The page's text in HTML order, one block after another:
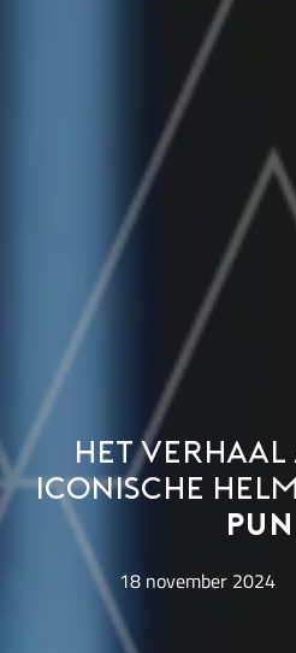
Het verhaal
iconische
18 november 2024